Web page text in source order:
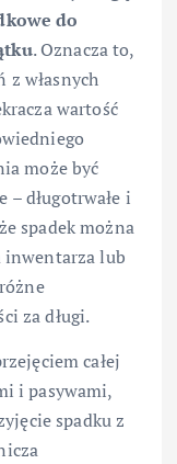
do
. Oznacza to,
z własnych
wartość
może być
– długotrwałe i
spadek można
inwentarza lub
za długi.
całej
i pasywami,
spadku z